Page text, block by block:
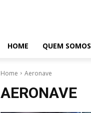
HOME QUEM SOMOS
Home Aeronave
AERONAVE